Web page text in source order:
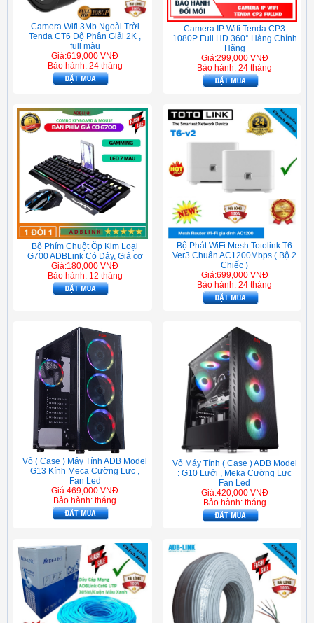
Camera Wifi 3Mb Ngoài Trời
Tenda CT6 Độ Phân Giải 2K ,
full màu
Giá:619,000 VNĐ
Bảo hành: 24 tháng
Camera IP Wifi Tenda CP3
1080P Full HD 360° Hàng Chính
Hãng
Giá:299,000 VNĐ
Bảo hành: 24 tháng
Bộ Phím Chuột Ốp Kim Loại
G700 ADBLink Có Dây, Giả cơ
Giá:180,000 VNĐ
Bảo hành: 12 tháng
Bộ Phát WiFi Mesh Totolink T6
Ver3 Chuẩn AC1200Mbps ( Bộ 2
Chiếc )
Giá:699,000 VNĐ
Bảo hành: 24 tháng
Vỏ ( Case ) Máy Tính ADB Model
G13 Kính Meca Cường Lực ,
Fan Led
Giá:469,000 VNĐ
Bảo hành: tháng
Vỏ Máy Tính ( Case ) ADB Model
: G10 Lưới , Meka Cường Lực
Fan Led
Giá:420,000 VNĐ
Bảo hành: tháng